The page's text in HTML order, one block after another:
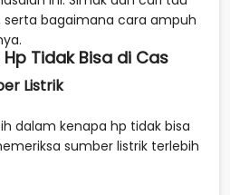
serta bagaimana cara ampuh
Tidak Bisa di Cas
Listrik
dalam kenapa hp tidak bisa
sumber listrik terlebih